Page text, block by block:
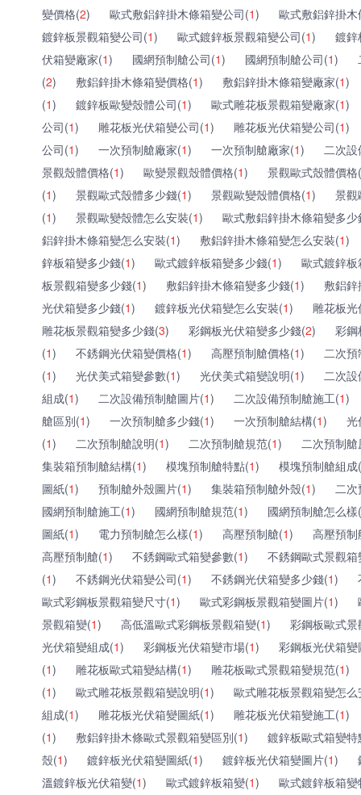
變價格(2) 歐式敷鋁鋅掛木條箱變公司(1)
歐式敷鋁鋅掛
鍍鋅板景觀箱變公司(1) 歐式鍍鋅板景觀箱變公司(1)
鍍鋅
伏箱變廠家(1) 國網預制艙公司(1) 國網預制艙公司(1)
(2) 敷鋁鋅掛木條箱變價格(1) 敷鋁鋅掛木條箱變廠家(1)
(1) 鍍鋅板歐變殼體公司(1) 歐式雕花板景觀箱變廠家(1)
公司(1) 雕花板光伏箱變公司(1) 雕花板光伏箱變公司(1)
公司(1) 一次預制艙廠家(1) 一次預制艙廠家(1)
二次
景觀殼體價格(1) 歐變景觀殼體價格(1)
景觀歐式殼體價格(
(1) 景觀歐式殼體多少錢(1) 景觀歐變殼體價格(1)
景觀
(1) 景觀歐變殼體怎么安裝(1)
歐式敷鋁鋅掛木條箱變多少
鋁鋅掛木條箱變怎么安裝(1) 敷鋁鋅掛木條箱變怎么安裝(1)
鋅板箱變多少錢(1) 歐式鍍鋅板箱變多少錢(1)
歐式鍍鋅
板景觀箱變多少錢(1) 敷鋁鋅掛木條箱變多少錢(1)
敷鋁
光伏箱變多少錢(1) 鍍鋅板光伏箱變怎么安裝(1)
雕花板
雕花板景觀箱變多少錢(3) 彩鋼板光伏箱變多少錢(2)
彩鋼
(1) 不銹鋼光伏箱變價格(1) 高壓預制艙價格(1)
二次
(1) 光伏美式箱變參數(1) 光伏美式箱變說明(1)
二次
組成(1) 二次設備預制艙圖片(1) 二次設備預制艙施工(1)
艙區別(1) 一次預制艙多少錢(1) 一次預制艙結構(1)
光
(1) 二次預制艙說明(1) 二次預制艙規范(1)
二次預制
集裝箱預制艙結構(1) 模塊預制艙特點(1)
模塊預制艙組成(
圖紙(1) 預制艙外殼圖片(1) 集裝箱預制艙外殼(1)
二
國網預制艙施工(1) 國網預制艙規范(1)
國網預制艙怎么樣(
圖紙(1) 電力預制艙怎么樣(1) 高壓預制艙(1)
高壓預
高壓預制艙(1) 不銹鋼歐式箱變參數(1)
不銹鋼歐式景觀
(1) 不銹鋼光伏箱變公司(1) 不銹鋼光伏箱變多少錢(1)
歐式彩鋼板景觀箱變尺寸(1) 歐式彩鋼板景觀箱變圖片(1)
景觀箱變(1) 高低溫歐式彩鋼板景觀箱變(1)
彩鋼板歐式
光伏箱變組成(1) 彩鋼板光伏箱變市場(1)
彩鋼板光伏箱
(1) 雕花板歐式箱變結構(1) 雕花板歐式景觀箱變規范(1)
(1) 歐式雕花板景觀箱變說明(1)
歐式雕花板景觀箱變怎
組成(1) 雕花板光伏箱變圖紙(1) 雕花板光伏箱變施工(1)
(1) 敷鋁鋅掛木條歐式景觀箱變區別(1)
鍍鋅板歐式箱變特
殼(1) 鍍鋅板光伏箱變圖紙(1) 鍍鋅板光伏箱變圖片(1)
溫鍍鋅板光伏箱變(1) 歐式鍍鋅板箱變(1)
歐式鍍鋅板箱